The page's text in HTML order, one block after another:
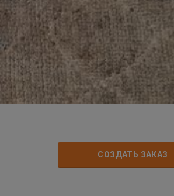
СОЗДАТЬ ЗАКАЗ